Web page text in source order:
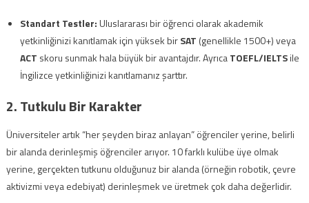
Standart Testler:Uluslararası bir öğrenci olarak akademik
yetkinliğinizi kanıtlamak için yüksek birSAT (genellikle 1500+) veya
ACT skoru sunmak hala büyük bir avantajdır. AyrıcaTOEFL/IELTSile
İngilizce yetkinliğinizi kanıtlamanız şarttır.
2. Tutkulu Bir Karakter
Üniversiteler artık “her şeyden biraz anlayan” öğrenciler yerine, belirli
bir alanda derinleşmiş öğrenciler arıyor. 10 farklı kulübe üye olmak
yerine, gerçekten tutkunu olduğunuz bir alanda (örneğin robotik, çevre
aktivizmi veya edebiyat) derinleşmek ve üretmek çok daha değerlidir.